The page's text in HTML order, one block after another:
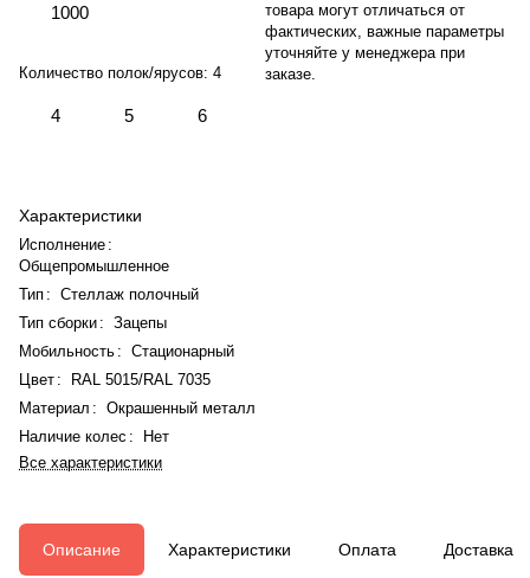
1000
Количество полок/ярусов: 4
4 5 6
Характеристики
Исполнение :
Общепромышленное
Тип : Стеллаж полочный
Тип сборки: Зацепы
Мобильность : Стационарный
Цвет :
RAL 5015/RAL 7035
Материал : Окрашенный металл
Наличие колес :
Нет
Все характеристики
товара могут отличаться от
фактических, важные параметры
уточняйте у менеджера при
заказе.
Описание Характеристики Оплата Доставка